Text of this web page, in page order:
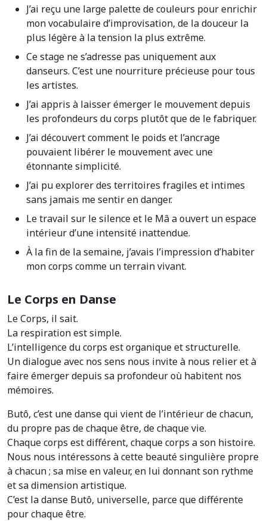
J’ai reçu une large palette de couleurs pour enrichir
mon vocabulaire d’improvisation, de la douceur la
plus légère à la tension la plus extrême.
Ce stage ne s’adresse pas uniquement aux
danseurs. C’est une nourriture précieuse pour tous
les artistes.
J’ai appris à laisser émerger le mouvement depuis
les profondeurs du corps plutôt que de le fabriquer.
J’ai découvert comment le poids et l’ancrage
pouvaient libérer le mouvement avec une
étonnante simplicité.
J’ai pu explorer des territoires fragiles et intimes
sans jamais me sentir en danger.
Le travail sur le silence et le Mâ a ouvert un espace
intérieur d’une intensité inattendue.
À la fin de la semaine, j’avais l’impression d’habiter
mon corps comme un terrain vivant.
Le Corps en Danse
Le Corps, il sait.
La respiration est simple.
L’intelligence du corps est organique et structurelle.
Un dialogue avec nos sens nous invite à nous relier et à
faire émerger depuis sa profondeur où habitent nos
mémoires.
Butô, c’est une danse qui vient de l’intérieur de chacun,
du propre pas de chaque être, de chaque vie.
Chaque corps est différent, chaque corps a son histoire.
Nous nous intéressons à cette beauté singulière propre
à chacun ; sa mise en valeur, en lui donnant son rythme
et sa dimension artistique.
C’est la danse Butô, universelle, parce que différente
pour chaque être.